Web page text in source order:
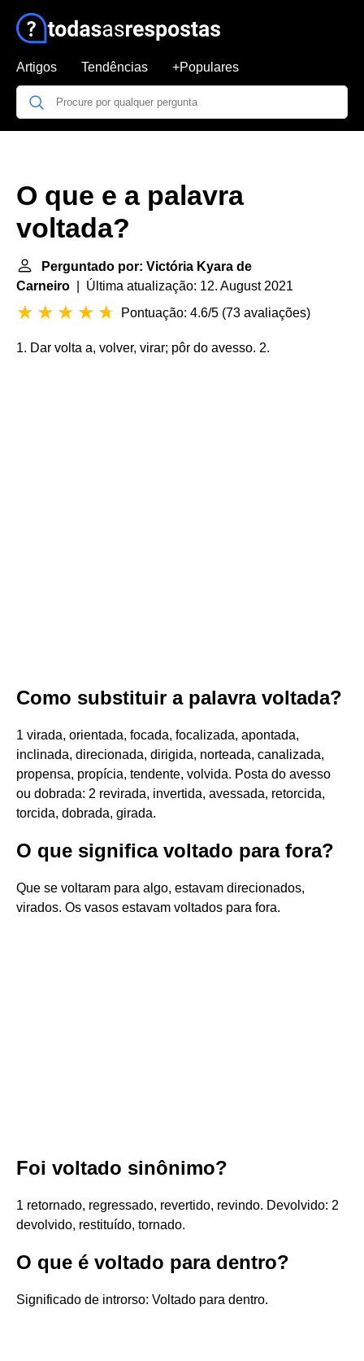
Artigos Tendências +Populares
O que e a palavra
voltada?
Perguntado por: Victória Kyara de
Carneiro | Última atualização: 12. August 2021
Pontuação: 4.6/5 (73 avaliações)
1. Dar volta a, volver, virar; pôr do avesso. 2.
Como substituir a palavra voltada?
1 virada, orientada, focada, focalizada, apontada,
inclinada, direcionada, dirigida, norteada, canalizada,
propensa, propícia, tendente, volvida. Posta do avesso
ou dobrada: 2 revirada, invertida, avessada, retorcida,
torcida, dobrada, girada.
O que significa voltado para fora?
Que se voltaram para algo, estavam direcionados,
virados. Os vasos estavam voltados para fora.
Foi voltado sinônimo?
1 retornado, regressado, revertido, revindo. Devolvido: 2
devolvido, restituído, tornado.
O que é voltado para dentro?
Significado de introrso: Voltado para dentro.